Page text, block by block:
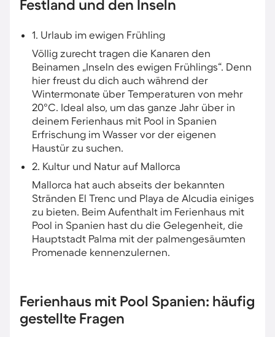
Festland und den Inseln
1. Urlaub im ewigen Frühling
Völlig zurecht tragen die Kanaren den
Beinamen „Inseln des ewigen Frühlings“. Denn
hier freust du dich auch während der
Wintermonate über Temperaturen von mehr
20°C. Ideal also, um das ganze Jahr über in
deinem Ferienhaus mit Pool in Spanien
Erfrischung im Wasser vor der eigenen
Haustür zu suchen.
2. Kultur und Natur auf Mallorca
Mallorca hat auch abseits der bekannten
Stränden El Trenc und Playa de Alcudia einiges
zu bieten. Beim Aufenthalt im Ferienhaus mit
Pool in Spanien hast du die Gelegenheit, die
Hauptstadt Palma mit der palmengesäumten
Promenade kennenzulernen.
Ferienhaus mit Pool Spanien: häufig
gestellte Fragen